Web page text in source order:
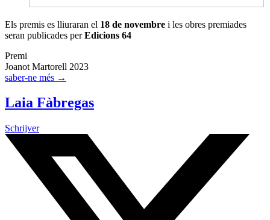
Els premis es lliuraran el 18 de novembre i les obres premiades
seran publicades perEdicions 64
Premi
Joanot Martorell 2023
saber-ne més →
Laia Fàbregas
Schrijver